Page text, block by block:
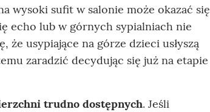
wysoki sufit w salonie może okazać się
echo lub w górnych sypialniach nie
że usypiające na górze dzieci usłyszą
zaradzić decydując się już na etapie
trudno dostępnych. Jeśli